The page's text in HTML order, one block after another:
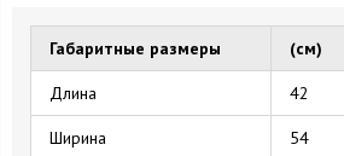
Габаритные размеры (см)
Длина 42
Ширина 54